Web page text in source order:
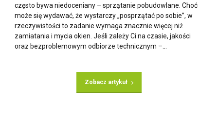
często bywa niedoceniany – sprzątanie pobudowlane. Choć
może się wydawać, że wystarczy „posprzątać po sobie”, w
rzeczywistości to zadanie wymaga znacznie więcej niż
zamiatania i mycia okien. Jeśli zależy Ci na czasie, jakości
oraz bezproblemowym odbiorze technicznym –...
Zobacz artykuł